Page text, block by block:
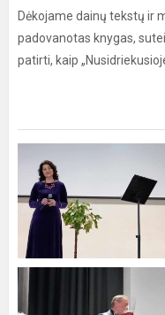
Dėkojame dainų tekstų ir
padovanotas knygas,
patirti, kaip